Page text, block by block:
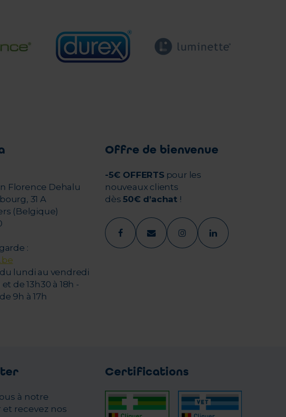
Florence Dehalu
31 A
(Belgique)
:
lundi au vendredi
de 13h30 à 18h -
9h à 17h
Offre de bienvenue
-5€ OFFERTSpour les
nouveaux clients
dès50€ d’achat !
à notre
recevez nos
Certifications